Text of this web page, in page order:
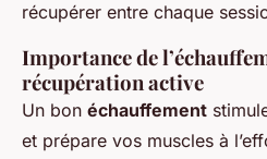
récupérer entre chaque
Importance de
récupération active
Un bon échauffement
et prépare vos muscles à